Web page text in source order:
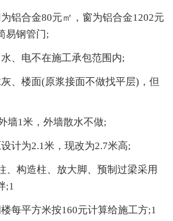
铝合金80元㎡，窗为铝合金1202元
易钢管门;
、电不在施工承包范围内;
、楼面(原浆接面不做找平层)，但
墙1米，外墙散水不做;
计为2.1米，现改为2.7米高;
、构造柱、放大脚、预制过梁采用
;1
每平方米按160元计算给施工方;1